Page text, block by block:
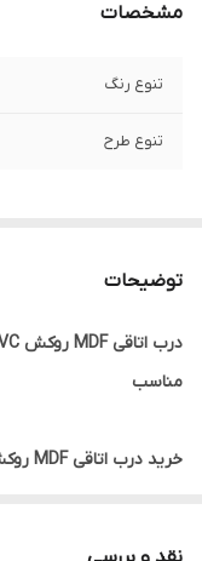
مشخصات
تنوع رنگ
تنوع طرح
توضیحات
مناسب
خرید درب اتاقی MDF روکش PVC